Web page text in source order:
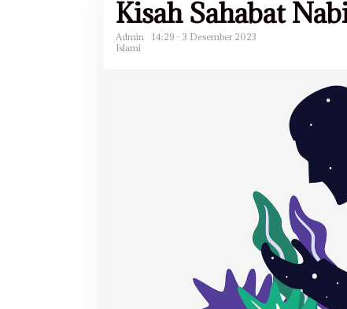
Kisah Sahabat
Admin
14:29 - 3 Desember 2023
Islami